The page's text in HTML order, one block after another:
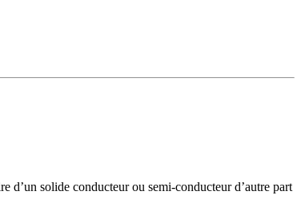
d’un solide conducteur ou semi-conducteur d’autre part